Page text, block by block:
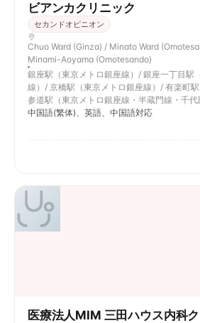
ビアンカクリニック
セカンドオピニオン
Chuo Ward (Ginza) / Minato Ward
Minami-Aoyama (Omotesando)
銀座駅（東京メトロ銀座線）/ 銀座一丁目駅
線）/ 京橋駅（東京メトロ銀座線）/ 有楽町
参道駅（東京メトロ銀座線・半蔵門線・千代
中国語(繁体)、英語、中国語対応
医療法人MIM 三田ハウス内科